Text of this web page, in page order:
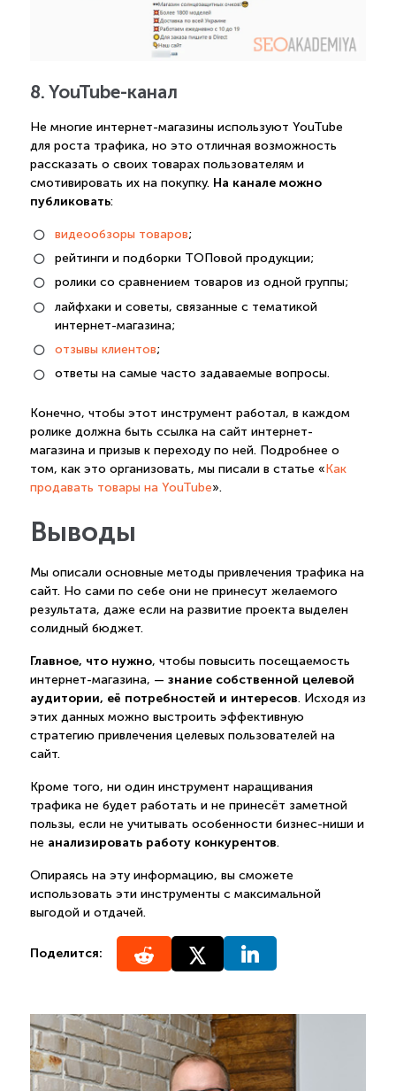
8. YouTube-канал
Не многие интернет-магазины используют YouTube
для роста трафика, но это отличная возможность
рассказать о своих товарах пользователям и
смотивировать их на покупку. На канале можно
публиковать:
видеообзоры товаров;
рейтинги и подборки ТОПовой продукции;
ролики со сравнением товаров из одной группы;
лайфхаки и советы, связанные с тематикой
интернет-магазина;
отзывы клиентов;
ответы на самые часто задаваемые вопросы.
Конечно, чтобы этот инструмент работал, в каждом
ролике должна быть ссылка на сайт интернет-
магазина и призыв к переходу по ней. Подробнее о
том, как это организовать, мы писали в статье « Как
продавать товары на YouTube».
Выводы
Мы описали основные методы привлечения трафика на
сайт. Но сами по себе они не принесут желаемого
результата, даже если на развитие проекта выделен
солидный бюджет.
Главное, что нужно, чтобы повысить посещаемость
интернет-магазина, — знание собственной целевой
аудитории, её потребностей и интересов. Исходя из
этих данных можно выстроить эффективную
стратегию привлечения целевых пользователей на
сайт.
Кроме того, ни один инструмент наращивания
трафика не будет работать и не принесёт заметной
пользы, если не учитывать особенности бизнес-ниши и
не анализировать работу конкурентов.
Опираясь на эту информацию, вы сможете
использовать эти инструменты с максимальной
выгодой и отдачей.
Поделится: